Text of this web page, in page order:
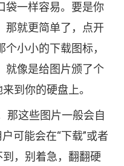
袋一样容易。要是你
那就更简单了，点开
小小的下载图标，
就像是给图片颁了个
到你的硬盘上。
那这些图片一般会自
可能会在“下载”或者
到，别着急，翻翻硬